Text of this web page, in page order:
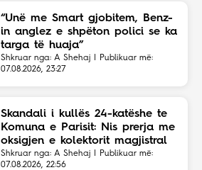
“Unë me Smart gjobitem, Benz-
in anglez e shpëton polici se ka
targa të huaja”
Shkruar nga: A Shehaj | Publikuar më:
07.08.2026, 23:27
Skandali i kullës 24-katëshe te
Komuna e Parisit: Nis prerja me
oksigjen e kolektorit magjistral
në fshehtësi
Shkruar nga: A Shehaj | Publikuar më:
07.08.2026, 22:56